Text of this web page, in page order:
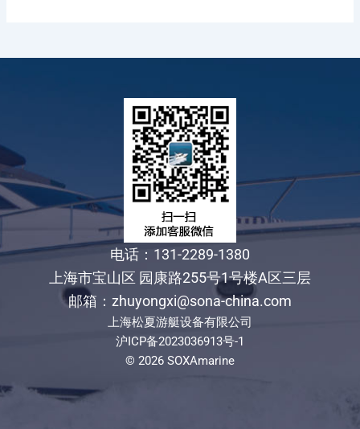
电话：131-2289-1380
上海市宝山区 园康路255号1号楼A区三层
邮箱：zhuyongxi@sona-china.com
上海松夏游艇设备有限公司
沪ICP备2023036913号-1
© 2026 SOXAmarine